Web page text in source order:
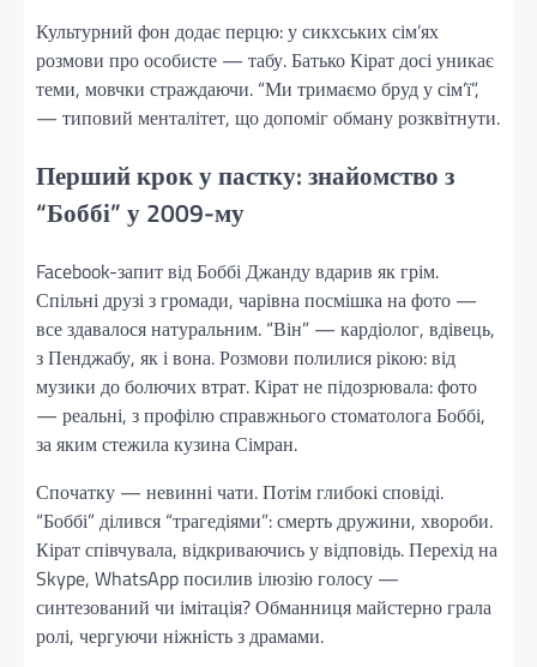
Культурний фон додає перцю: у сикхських сім’ях
розмови про особисте — табу. Батько Кірат досі уникає
теми, мовчки страждаючи. “Ми тримаємо бруд у сім’ї”,
— типовий менталітет, що допоміг обману розквітнути.
Перший крок у пастку: знайомство з
“Боббі” у 2009-му
Facebook-запит від Боббі Джанду вдарив як грім.
Спільні друзі з громади, чарівна посмішка на фото —
все здавалося натуральним. “Він” — кардіолог, вдівець,
з Пенджабу, як і вона. Розмови полилися рікою: від
музики до болючих втрат. Кірат не підозрювала: фото
— реальні, з профілю справжнього стоматолога Боббі,
за яким стежила кузина Сімран.
Спочатку — невинні чати. Потім глибокі сповіді.
“Боббі” ділився “трагедіями”: смерть дружини, хвороби.
Кірат співчувала, відкриваючись у відповідь. Перехід на
Skype, WhatsApp посилив ілюзію голосу —
синтезований чи імітація? Обманниця майстерно грала
ролі, чергуючи ніжність з драмами.